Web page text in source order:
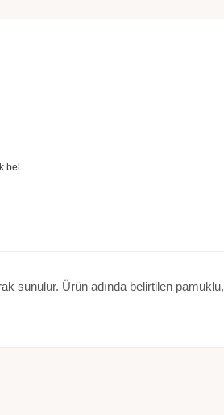
bel
sunulur. Ürün adında belirtilen